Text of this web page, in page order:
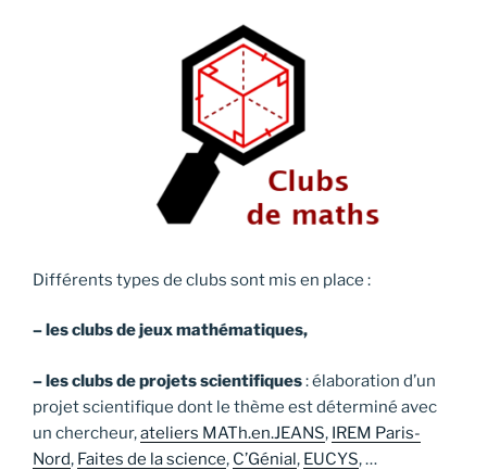
Différents types de clubs sont mis en place :
– les clubs de jeux mathématiques,
– les clubs de projets scientifiques: élaboration d’un
projet scientifique dont le thème est déterminé avec
un chercheur,ateliers MATh.en.JEANS, IREM Paris-
Nord, Faites de la science, C’Génial, EUCYS, …